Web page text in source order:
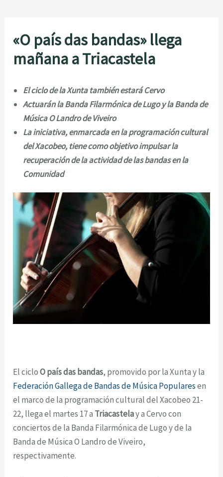
«O país das bandas» llega
mañana a Triacastela
El ciclo de la Xunta también estará Cervo
Actuarán la Banda Filarmónica de Lugo y la Banda de
Música O Landro de Viveiro
La iniciativa, enmarcada en la programación cultural
del Xacobeo, tiene como objetivo impulsar la
recuperación de la actividad de las bandas en la
Comunidad
El cicloO país das bandas, promovido por la Xunta y la
Federación Gallega de Bandas de Música Popularesen
el marco de la programación cultural del Xacobeo 21-
22, llega el martes 17 a Triacastelay a Cervo con
conciertos de la Banda Filarmónica de Lugo y de la
Banda de MúsicaO Landrode Viveiro,
respectivamente.